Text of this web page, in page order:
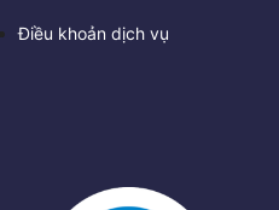
Điều khoản dịch vụ